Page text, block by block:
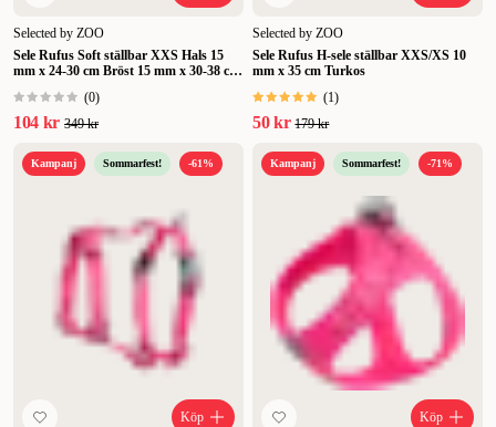
Selected by ZOO
Sele Rufus Soft ställbar XXS Hals 15
mm x 24-30 cm Bröst 15 mm x 30-38 cm
(0)
104 kr 349 kr
Selected by ZOO
Sele Rufus H-sele ställbar XXS/XS 10
mm x 35 cm Turkos
(1)
50 kr 179 kr
Kampanj Sommarfest! -61%
Köp
Kampanj Sommarfest! -71%
Köp